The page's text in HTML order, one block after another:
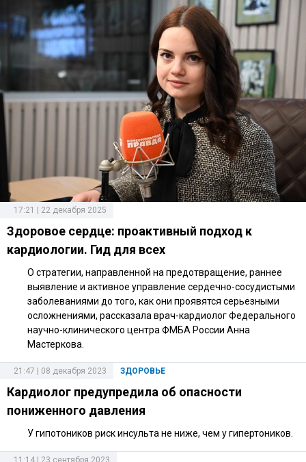
17:21 | 22 декабря 2025
Здоровое сердце: проактивный подход к
кардиологии. Гид для всех
О стратегии, направленной на предотвращение, раннее
выявление и активное управление сердечно-сосудистыми
заболеваниями до того, как они проявятся серьезными
осложнениями, рассказала врач-кардиолог Федерального
научно-клинического центра ФМБА России Анна
Мастеркова.
ЗДОРОВЬЕ
21:47 | 08 декабря 2023
Кардиолог предупредила об опасности
пониженного давления
У гипотоников риск инсульта не ниже, чем у гипертоников.
11:14 | 23 сентября 2023